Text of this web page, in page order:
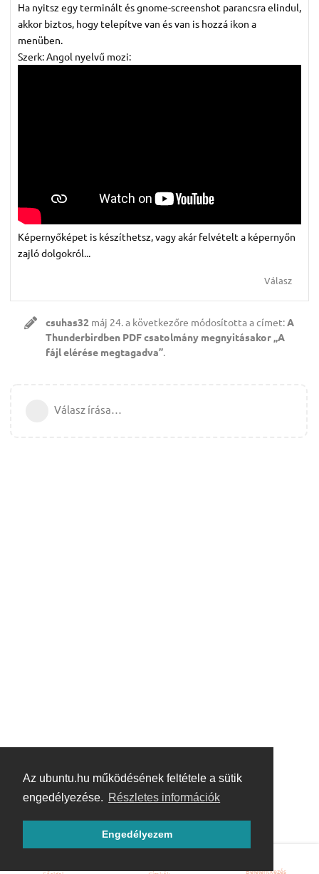
Az ubuntu.hu működésének feltétele a sütik
engedélyezése. Részletes információk
Engedélyezem
Ha nyitsz egy terminált és gnome-screenshot parancsra elindul,
akkor biztos, hogy telepítve van és van is hozzá ikon a
menüben.
Szerk: Angol nyelvű mozi:
Képernyőképet is készíthetsz, vagy akár felvételt a képernyőn
zajló dolgokról...
Válasz
csuhas32 máj 24.a következőre módosította a címet:A
Thunderbirdben PDF csatolmány megnyitásakor „A
fájl elérése megtagadva”.
Válasz írása…
Bejelentkezés